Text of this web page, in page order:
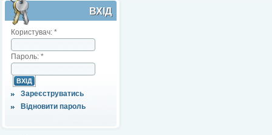
ВХІД
Користувач: *
Пароль: *
Зареєструватись
Відновити пароль